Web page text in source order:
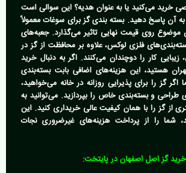
خرید می‌کنید یا به عنوان هدیه؟ این سوالی است
به آن پاسخ دهید. بسته بندی گز برای سوغاتمعمولاً
روی قیمت نهایی تاثیر می‌گذارد. جعبه‌های
فلزی لوکس، علاوه بر محافظت از گز در
زیبایی کار را دوچندان می‌کنند. اگر به دنبالخرید
هستید، این هزینه‌های اضافی بابت بسته‌بندی
اگر گز را برای پذیرایی روزانه در خانه می‌خواهید،
طراحی و بسته‌بندی خاص را بپردازید. می‌توانید به
از گز را با همان کیفیت عالی خریداری کنید. این
شما را از پرداخت هزینه‌های غیرضروری نجات
گز اصل اصفهان در پایتخت: